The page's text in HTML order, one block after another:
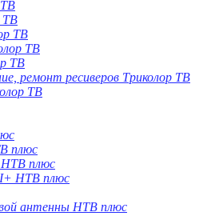
ТВ
ТВ
ТВ
ТВ
ремонт ресиверов Триколор ТВ
ТВ
плюс
НТВ плюс
НТВ плюс
антенны НТВ плюс